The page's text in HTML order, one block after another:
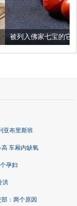
到底有多美？
亚布里斯班
车厢内缺氧
孕妇
洪
：两个原因